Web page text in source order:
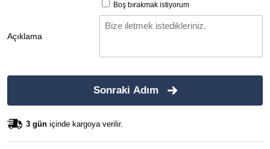
Boş bırakmak istiyorum
Açıklama
Sonraki Adım
3 gün içinde kargoya verilir.